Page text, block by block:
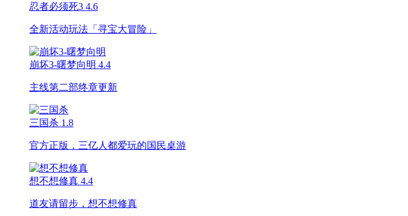
忍者必须死3 4.6
全新活动玩法「寻宝大冒险」
崩坏3-曙梦向明 4.4
主线第二部终章更新
三国杀 1.8
官方正版，三亿人都爱玩的国民桌游
想不想修真 4.4
道友请留步，想不想修真